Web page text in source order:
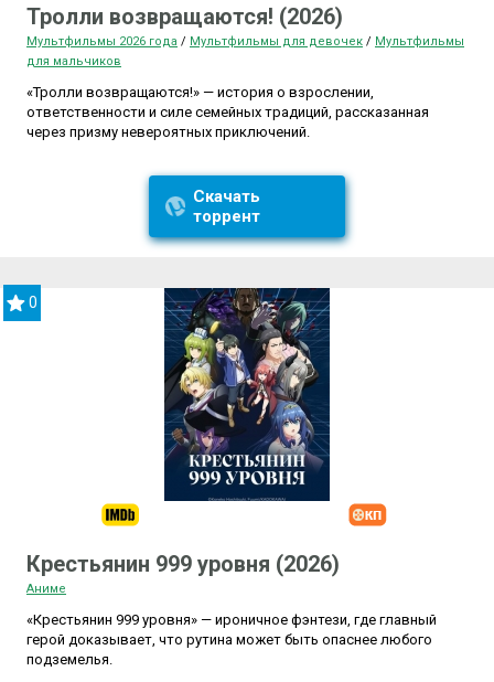
Тролли возвращаются! (2026)
Мультфильмы 2026 года / Мультфильмы для девочек / Мультфильмы
для мальчиков
«Тролли возвращаются!» — история о взрослении,
ответственности и силе семейных традиций, рассказанная
через призму невероятных приключений.
Скачать
торрент
0
Крестьянин 999 уровня (2026)
Аниме
«Крестьянин 999 уровня» — ироничное фэнтези, где главный
герой доказывает, что рутина может быть опаснее любого
подземелья.